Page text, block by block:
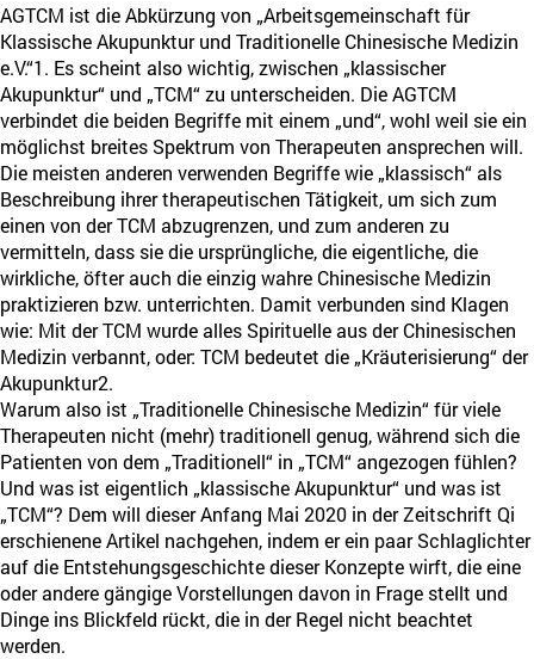
AGTCM ist die Abkürzung von „Arbeitsgemeinschaft für
Klassische Akupunktur und Traditionelle Chinesische Medizin
e.V.“1. Es scheint also wichtig, zwischen „klassischer
Akupunktur“ und „TCM“ zu unterscheiden. Die AGTCM
verbindet die beiden Begriffe mit einem „und“, wohl weil sie ein
möglichst breites Spektrum von Therapeuten ansprechen will.
Die meisten anderen verwenden Begriffe wie „klassisch“ als
Beschreibung ihrer therapeutischen Tätigkeit, um sich zum
einen von der TCM abzugrenzen, und zum anderen zu
vermitteln, dass sie die ursprüngliche, die eigentliche, die
wirkliche, öfter auch die einzig wahre Chinesische Medizin
praktizieren bzw. unterrichten. Damit verbunden sind Klagen
wie: Mit der TCM wurde alles Spirituelle aus der Chinesischen
Medizin verbannt, oder: TCM bedeutet die „Kräuterisierung“ der
Akupunktur2.
Warum also ist „Traditionelle Chinesische Medizin“ für viele
Therapeuten nicht (mehr) traditionell genug, während sich die
Patienten von dem „Traditionell“ in „TCM“ angezogen fühlen?
Und was ist eigentlich „klassische Akupunktur“ und was ist
„TCM“? Dem will dieser Anfang Mai 2020 in der Zeitschrift Qi
erschienene Artikel nachgehen, indem er ein paar Schlaglichter
auf die Entstehungsgeschichte dieser Konzepte wirft, die eine
oder andere gängige Vorstellungen davon in Frage stellt und
Dinge ins Blickfeld rückt, die in der Regel nicht beachtet
werden.